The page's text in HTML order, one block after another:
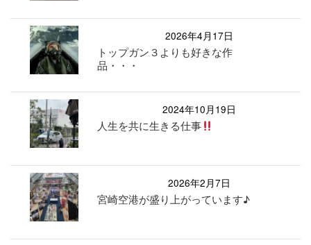
2026年4月17日
トップガン３よりも好きな作
品・・・
2024年10月19日
人生を共に生きる仕事
2026年2月7日
宮崎空港が盛り上がっています♪